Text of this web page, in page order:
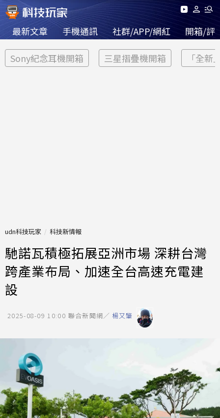
最新文章 手機通訊 社群/APP/網紅 開箱/評
Sony紀念耳機開箱 三星摺疊機開箱 「全新
udn科技玩家 科技新情報
馳諾瓦積極拓展亞洲市場 深耕台灣
跨產業布局、加速全台高速充電建
設
2025-08-09 10:00 聯合新聞網／ 楊又肇